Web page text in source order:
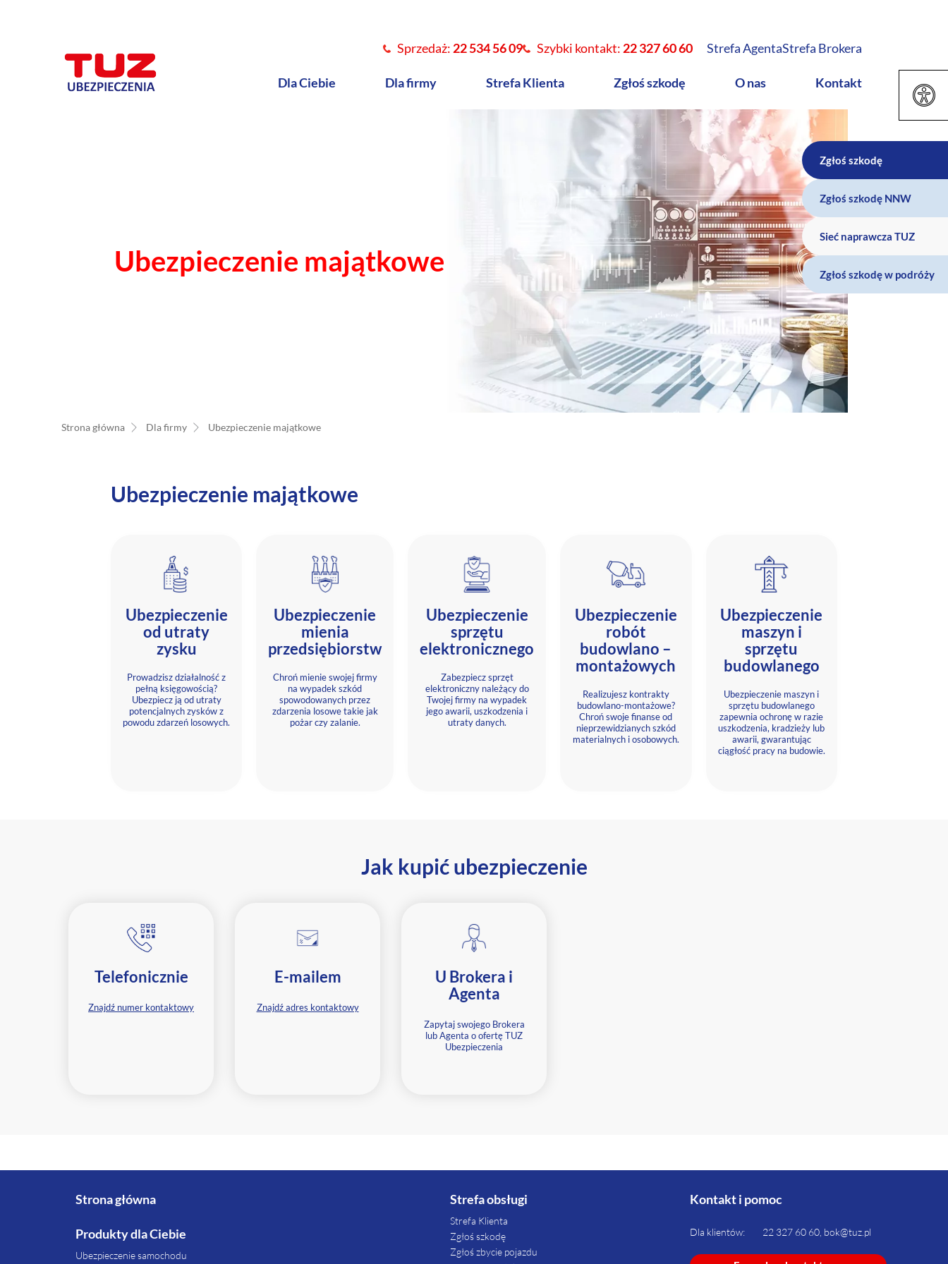
Sprzedaż: 22 534 56 09 Szybki kontakt: 22 327 60 60 Strefa AgentaStrefa Brokera
Dla Ciebie Dla firmy Strefa Klienta Zgłoś szkodę O nas Kontakt
Zgłoś szkodę
Zgłoś szkodę NNW
Sieć naprawcza TUZ
Zgłoś szkodę w podróży
Ubezpieczenie majątkowe
Strona główna Dla firmy Ubezpieczenie majątkowe
Ubezpieczenie majątkowe
Ubezpieczenie
od utraty
zysku
Prowadzisz działalność z
pełną księgowością?
Ubezpiecz ją od utraty
potencjalnych zysków z
powodu zdarzeń losowych.
Ubezpieczenie
mienia
przedsiębiorstw
Chroń mienie swojej firmy
na wypadek szkód
spowodowanych przez
zdarzenia losowe takie jak
pożar czy zalanie.
Ubezpieczenie
sprzętu
elektronicznego
Zabezpiecz sprzęt
elektroniczny należący do
Twojej firmy na wypadek
jego awarii, uszkodzenia i
utraty danych.
Ubezpieczenie
robót
budowlano –
montażowych
Realizujesz kontrakty
budowlano-montażowe?
Chroń swoje finanse od
nieprzewidzianych szkód
materialnych i osobowych.
Ubezpieczenie
maszyn i
sprzętu
budowlanego
Ubezpieczenie maszyn i
sprzętu budowlanego
zapewnia ochronę w razie
uszkodzenia, kradzieży lub
awarii, gwarantując
ciągłość pracy na budowie.
Jak kupić ubezpieczenie
Telefonicznie
Znajdź numer kontaktowy
E-mailem
Znajdź adres kontaktowy
U Brokera i
Agenta
Zapytaj swojego Brokera
lub Agenta o ofertę TUZ
Ubezpieczenia
Strona główna
Produkty dla Ciebie
Ubezpieczenie samochodu
Strefa obsługi
Strefa Klienta
Zgłoś szkodę
Zgłoś zbycie pojazdu
Kontakt i pomoc
Dla klientów: 22 327 60 60, bok@tuz.pl